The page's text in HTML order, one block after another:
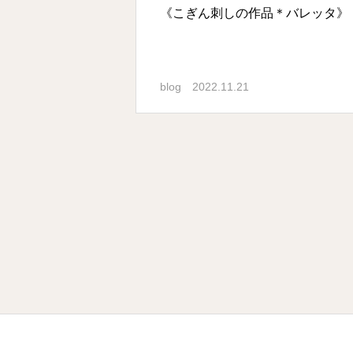
《こぎん刺しの作品＊バレッタ》
blog 2022.11.21